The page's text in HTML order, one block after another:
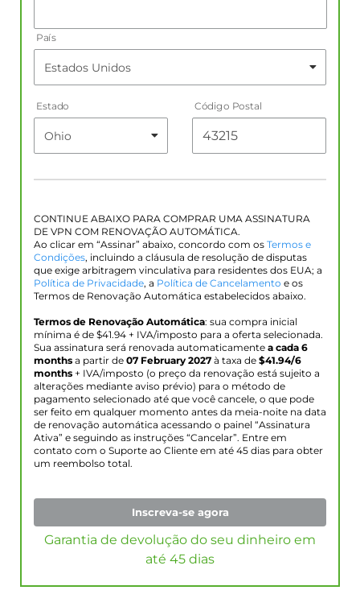
País
Estado Código Postal
CONTINUE ABAIXO PARA COMPRAR UMA ASSINATURA
DE VPN COM RENOVAÇÃO AUTOMÁTICA.
Ao clicar em “Assinar” abaixo, concordo com os Termos e
Condições, incluindo a cláusula de resolução de disputas
que exige arbitragem vinculativa para residentes dos EUA; a
Política de Privacidade, a Política de Cancelamento e os
Termos de Renovação Automática estabelecidos abaixo.
Termos de Renovação Automática: sua compra inicial
mínima é de $41.94 + IVA/imposto para a oferta selecionada.
Sua assinatura será renovada automaticamente a cada 6
months a partir de 07 February 2027 à taxa de $41.94/6
months + IVA/imposto (o preço da renovação está sujeito a
alterações mediante aviso prévio) para o método de
pagamento selecionado até que você cancele, o que pode
ser feito em qualquer momento antes da meia-noite na data
de renovação automática acessando o painel “Assinatura
Ativa” e seguindo as instruções “Cancelar”. Entre em
contato com o Suporte ao Cliente em até 45 dias para obter
um reembolso total.
Inscreva-se agora
Garantia de devolução do seu dinheiro em
até 45 dias